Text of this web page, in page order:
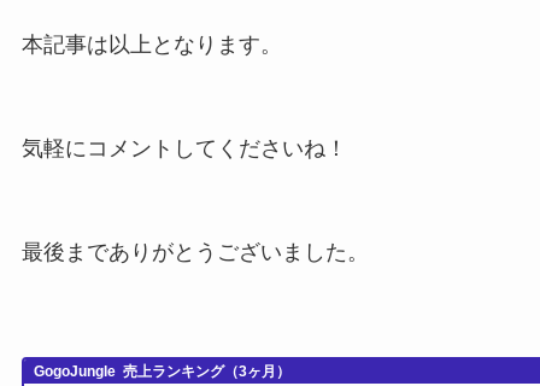
本記事は以上となります。
気軽にコメントしてくださいね！
最後までありがとうございました。